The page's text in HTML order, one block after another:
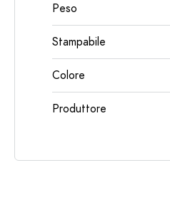
Peso
Stampabile
Colore
Produttore